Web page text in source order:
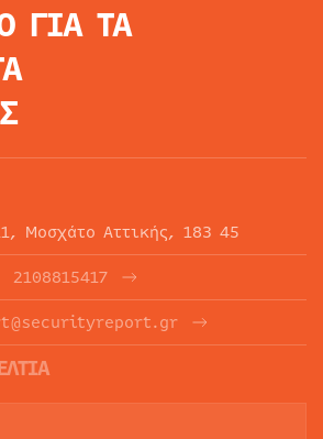
ΓΙΑ ΤΑ
Μοσχάτο Αττικής, 183 45
2108815417